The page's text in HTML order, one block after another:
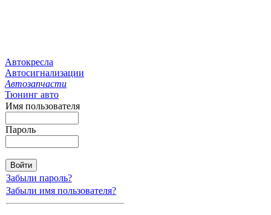
Автокресла
Автосигнализации
Автозапчасти
Тюнинг авто
Имя пользователя
Пароль
Забыли пароль?
Забыли имя пользователя?